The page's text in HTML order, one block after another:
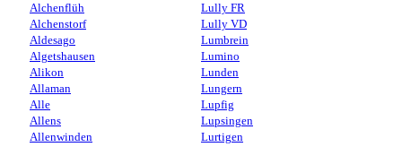
Alchenflüh
Alchenstorf
Aldesago
Algetshausen
Alikon
Allaman
Alle
Allens
Allenwinden
Lully FR
Lully VD
Lumbrein
Lumino
Lunden
Lungern
Lupfig
Lupsingen
Lurtigen